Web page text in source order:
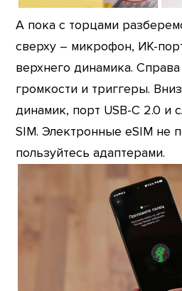
А пока с торцами
сверху – микрофон, ИК-
верхнего динамика.
громкости и триггеры.
динамик, порт USB-C 2.0 и
SIM. Электронные eSIM не
пользуйтесь адаптерами.